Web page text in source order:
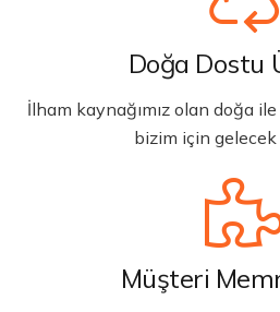
Doğa Dostu
İlham kaynağımız olan doğa
bizim için
Müşteri